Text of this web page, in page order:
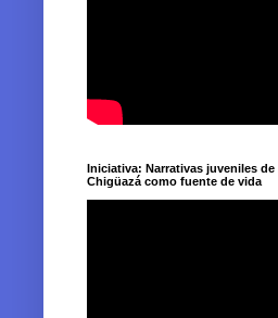
Iniciativa: Narrativas juveniles de
Chigüazá como fuente de vida